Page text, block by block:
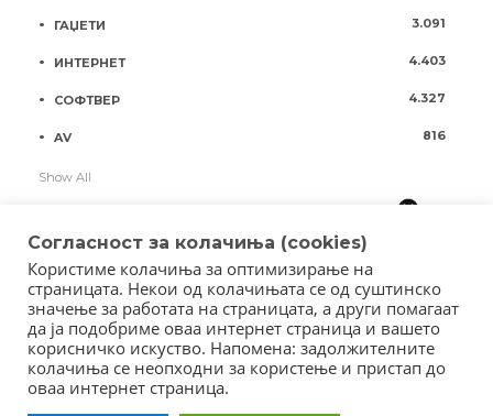
ГАЏЕТИ 3.091
ИНТЕРНЕТ 4.403
СОФТВЕР 4.327
AV 816
Show All
Copyright © 2018 - Member of IAB Macedonia
Согласност за колачиња (cookies)
Користиме колачиња за оптимизирање на
страницата. Некои од колачињата се од суштинско
значење за работата на страницата, а други помагаат
да ја подобриме оваа интернет страница и вашето
корисничко искуство. Напомена: задолжителните
колачиња се неопходни за користење и пристап до
оваа интернет страница.